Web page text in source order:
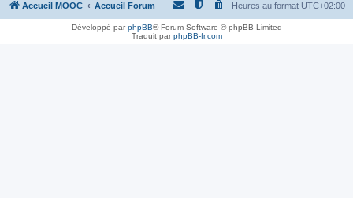
Accueil MOOC Accueil Forum Heures au format UTC+02:00
Développé parphpBB® Forum Software © phpBB Limited
Traduit parphpBB-fr.com